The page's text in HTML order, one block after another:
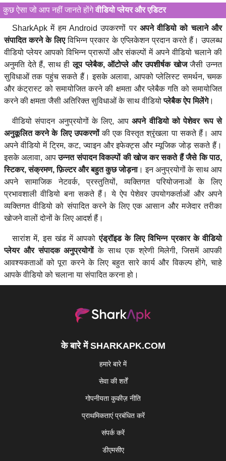
कुछ ऐसा जो आप नहीं जानते होंगेवीडियो प्लेयर और एडिटर
SharkApk में हम Android उपकरणों पर अपने वीडियो को चलाने और
संपादित करने के लिएविभिन्न प्रकार के एप्लिकेशन प्रदान करते हैं। उपलब्ध
वीडियो प्लेयर आपको विभिन्न प्रारूपों और संकल्पों में अपने वीडियो चलाने की
अनुमति देते हैं, साथ हीलूप प्लेबैक, ऑटोप्ले और उपशीर्षक खोजजैसी उन्नत
सुविधाओं तक पहुंच सकते हैं। इसके अलावा, आपको प्लेलिस्ट समर्थन, चमक
और कंट्रास्ट को समायोजित करने की क्षमता और प्लेबैक गति को समायोजित
करने की क्षमता जैसी अतिरिक्त सुविधाओं के साथ वीडियोप्लेबैक ऐप मिलेंगे।
वीडियो संपादन अनुप्रयोगों के लिए, आपअपने वीडियो को पेशेवर रूप से
अनुकूलित करने के लिए उपकरणोंकी एक विस्तृत श्रृंखला पा सकते हैं। आप
अपने वीडियो में ट्रिम, कट, ज्वाइन और इफेक्ट्स और म्यूजिक जोड़ सकते हैं।
इसके अलावा, आपउन्नत संपादन विकल्पों की खोज कर सकते हैं जैसे कि पाठ,
स्टिकर, संक्रमण, फ़िल्टर और बहुत कुछ जोड़ना। इन अनुप्रयोगों के साथ आप
अपने सामाजिक नेटवर्क, प्रस्तुतियों, व्यक्तिगत परियोजनाओं के लिए
प्रभावशाली वीडियो बना सकते हैं। ये ऐप पेशेवर उपयोगकर्ताओं और अपने
व्यक्तिगत वीडियो को संपादित करने के लिए एक आसान और मजेदार तरीका
खोजने वालों दोनों के लिए आदर्श हैं।
सारांश में, इस खंड में आपकोएंड्रॉइड के लिए विभिन्न प्रकार के वीडियो
प्लेयर और संपादक अनुप्रयोगोंके साथ एक श्रेणी मिलेगी, जिसमें आपकी
आवश्यकताओं को पूरा करने के लिए बहुत सारे कार्य और विकल्प होंगे, चाहे
आपके वीडियो को चलाना या संपादित करना हो।
के बारे में SHARKAPK.COM
हमारे बारे में
सेवा की शर्तें
गोपनीयता कुकीज़ नीति
प्राथमिकताएं प्रबंधित करें
संपर्क करें
डीएमसीए